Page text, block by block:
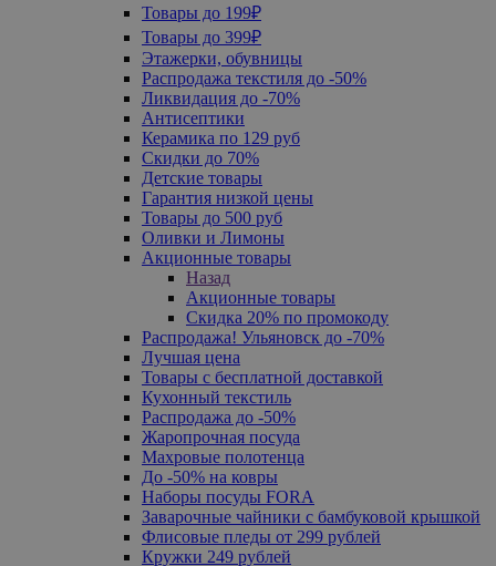
Товары до 199₽
Товары до 399₽
Этажерки, обувницы
Распродажа текстиля до -50%
Ликвидация до -70%
Антисептики
Керамика по 129 руб
Скидки до 70%
Детские товары
Гарантия низкой цены
Товары до 500 руб
Оливки и Лимоны
Акционные товары
Назад
Акционные товары
Скидка 20% по промокоду
Распродажа! Ульяновск до -70%
Лучшая цена
Товары с бесплатной доставкой
Кухонный текстиль
Распродажа до -50%
Жаропрочная посуда
Махровые полотенца
До -50% на ковры
Наборы посуды FORA
Заварочные чайники с бамбуковой крышкой
Флисовые пледы от 299 рублей
Кружки 249 рублей